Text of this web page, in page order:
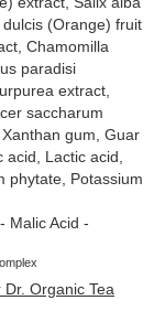
(Orange) fruit
Chamomilla
paradisi
extract,
saccharum
gum, Guar
Lactic acid,
phytate, Potassium
Malic Acid -
Organic Tea